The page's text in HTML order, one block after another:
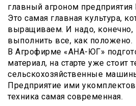
главный агроном
Это самая главная культура,
выращиваем. И надо, конечно,
выполнить все, как положено.
В Агрофирме «АНА-ЮГ»
материал, на старте уже стоит
сельскохозяйственные
Предприятие ими
техника самая современная.